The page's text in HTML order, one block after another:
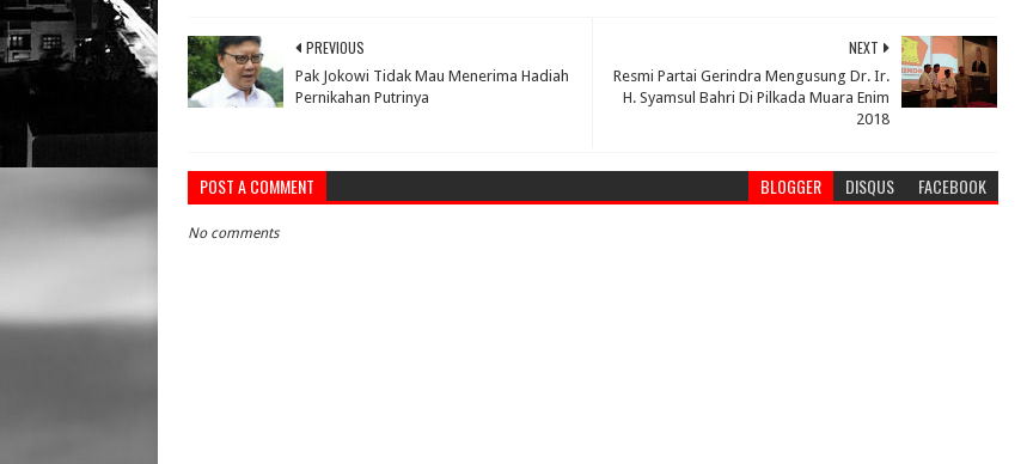
NEXT
Resmi Partai Gerindra Mengusung Dr. Ir.
H. Syamsul Bahri Di Pilkada Muara Enim
2018
PREVIOUS
Pak Jokowi Tidak Mau Menerima Hadiah
Pernikahan Putrinya
POST A COMMENT BLOGGER DISQUS FACEBOOK
No comments